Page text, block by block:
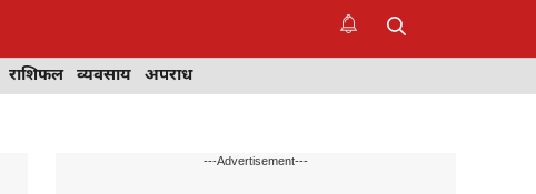
राशिफल व्यवसाय अपराध
---Advertisement---